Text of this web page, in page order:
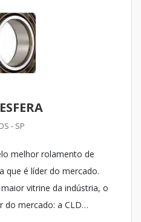
- SP
melhor rolamento de
que é líder do mercado.
vitrine da indústria, o
do mercado: a CLD